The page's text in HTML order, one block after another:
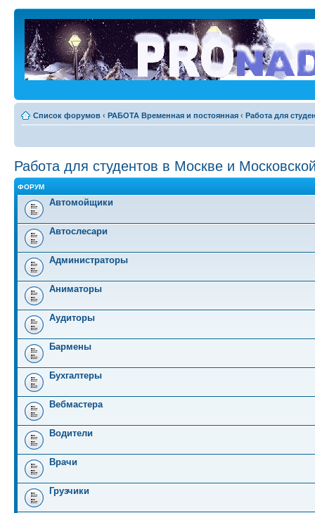
Список форумов ‹ РАБОТА Временная и постоянная ‹ Работа для
Работа для студентов в Москве и
ФОРУМ
Автомойщики
Автослесари
Администраторы
Аниматоры
Аудиторы
Бармены
Бухгалтеры
Вебмастера
Водители
Врачи
Грузчики